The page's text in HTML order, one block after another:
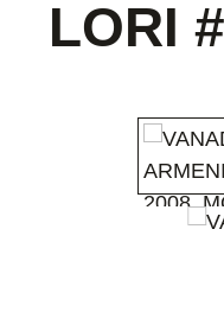
LORI
Bildergalerie